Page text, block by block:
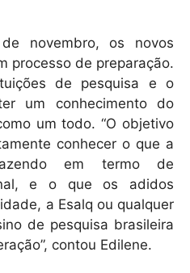
novembro, os novos
processo de preparação.
de pesquisa e o
um conhecimento do
um todo. “O objetivo
conhecer o que a
em termo de
e o que os adidos
a Esalq ou qualquer
de pesquisa brasileira
contou Edilene.